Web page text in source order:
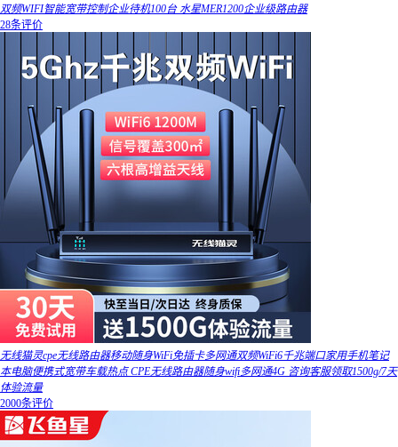
双频WIFI智能宽带控制企业待机100台 水星MER1200企业级路由器
28条评价
无线猫灵cpe无线路由器移动随身WiFi免插卡多网通双频WiFi6千兆端口家用手机笔记
本电脑便携式宽带车载热点 CPE无线路由器随身wifi多网通4G 咨询客服领取1500g/7天
体验流量
2000条评价